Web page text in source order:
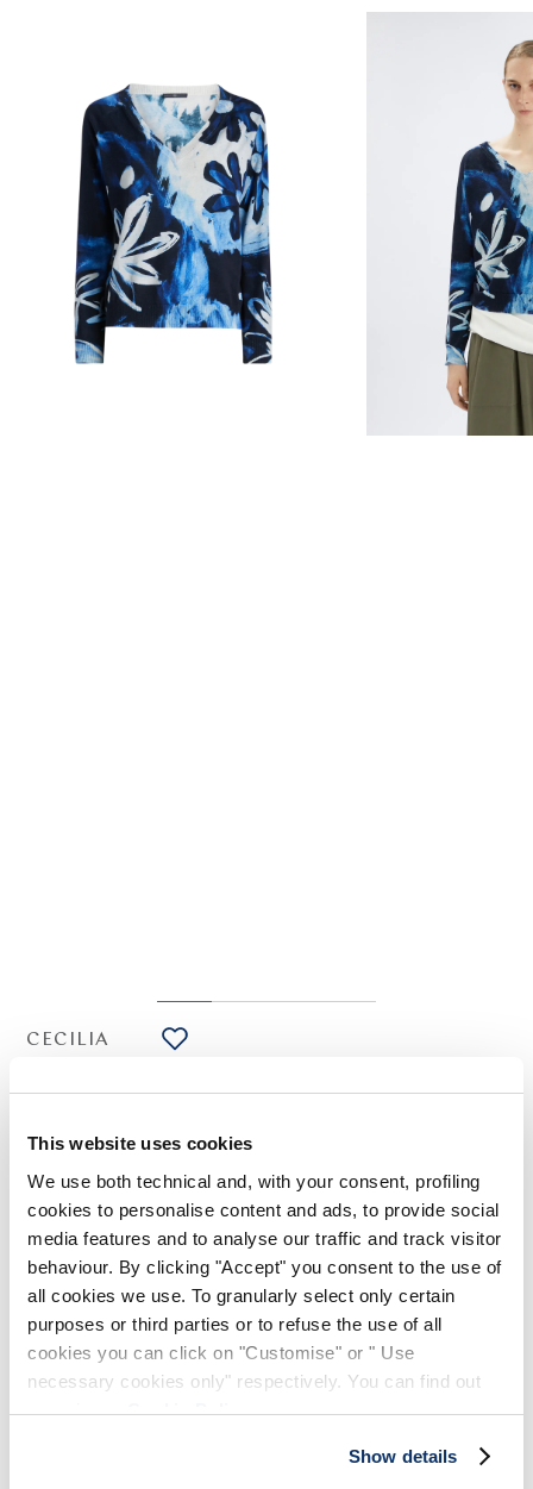
This website uses cookies
We use both technical and, with your consent, profiling
cookies to personalise content and ads, to provide social
media features and to analyse our traffic and track visitor
behaviour. By clicking "Accept" you consent to the use of
all cookies we use. To granularly select only certain
purposes or third parties or to refuse the use of all
cookies you can click on "Customise" or " Use
necessary cookies only" respectively. You can find out
more in ourCookie Policy.
Show details
CECILIA
T-shirt en coton avec imprimé floral bleu
(Droits de douane compris)
Un imprimé floral dégradé dans des tons de blanc et noir
caractérise le pull Cecilia. Avec un grand décolleté en V et
une coupe fluide, il est proposé en coton confortable et
chaud, parfait pour les premiers froids d'automne.
et manches longues avec poignets bordés de côtes. Ourlet